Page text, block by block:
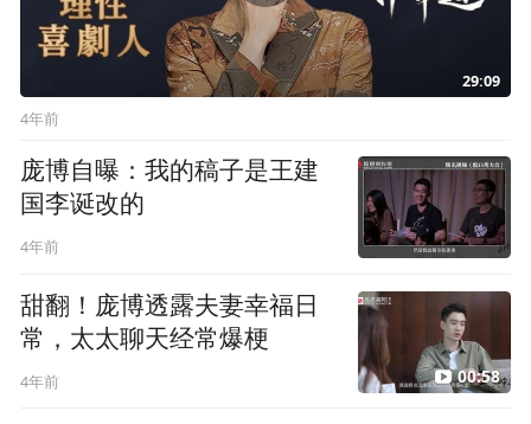
29:09
4年前
庞博自曝：我的稿子是王建
国李诞改的
4年前
甜翻！庞博透露夫妻幸福日
常，太太聊天经常爆梗
4年前 00:58